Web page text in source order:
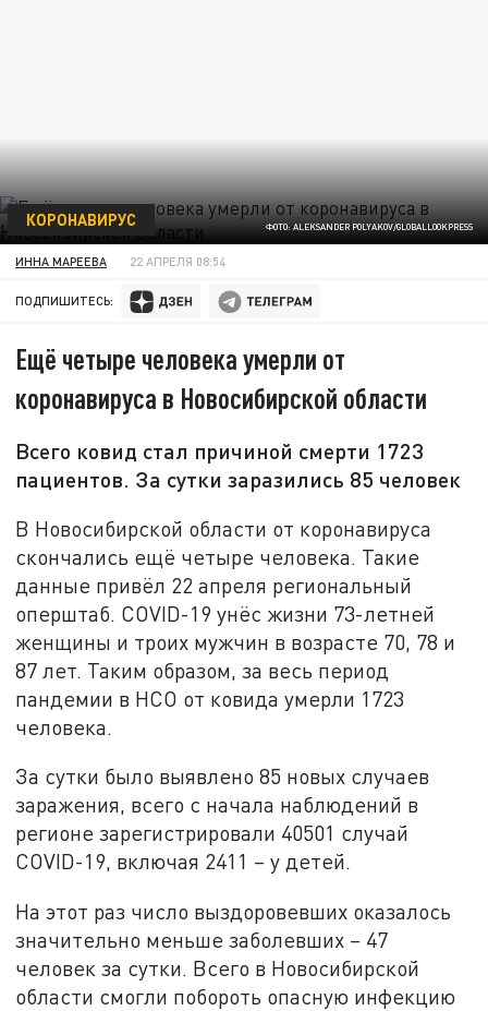
ФОТО: ALEKSANDER POLYAKOV/GLOBALLOOKPRESS
КОРОНАВИРУС
ИННА МАРЕЕВА 22 АПРЕЛЯ 08:54
ПОДПИШИТЕСЬ:
Ещё четыре человека умерли от
коронавируса в Новосибирской области
Всего ковид стал причиной смерти 1723
пациентов. За сутки заразились 85 человек
В Новосибирской области от коронавируса
скончались ещё четыре человека. Такие
данные привёл 22 апреля региональный
оперштаб. COVID-19 унёс жизни 73-летней
женщины и троих мужчин в возрасте 70, 78 и
87 лет. Таким образом, за весь период
пандемии в НСО от ковида умерли 1723
человека.
За сутки было выявлено 85 новых случаев
заражения, всего с начала наблюдений в
регионе зарегистрировали 40501 случай
COVID-19, включая 2411 – у детей.
На этот раз число выздоровевших оказалось
значительно меньше заболевших – 47
человек за сутки. Всего в Новосибирской
области смогли побороть опасную инфекцию